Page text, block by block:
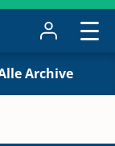
Archive